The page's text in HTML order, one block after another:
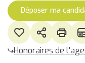
Déposer ma
Honoraires de